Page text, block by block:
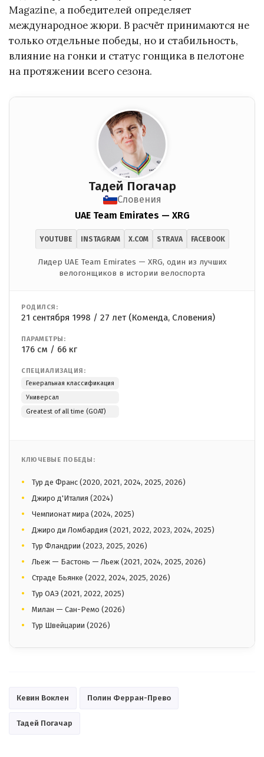
Magazine, а победителей определяет
международное жюри. В расчёт принимаются не
только отдельные победы, но и стабильность,
влияние на гонки и статус гонщика в пелотоне
на протяжении всего сезона.
Тадей Погачар
Словения
UAE Team Emirates — XRG
YOUTUBE INSTAGRAM X.COM STRAVA FACEBOOK
Лидер UAE Team Emirates — XRG, один из лучших
велогонщиков в истории велоспорта
РОДИЛСЯ:
21 сентября 1998 / 27 лет (Коменда, Словения)
ПАРАМЕТРЫ:
176 см / 66 кг
СПЕЦИАЛИЗАЦИЯ:
Генеральная классификация
Универсал
Greatest of all time (GOAT)
КЛЮЧЕВЫЕ ПОБЕДЫ:
Тур де Франс (2020, 2021, 2024, 2025, 2026)
Джиро д'Италия (2024)
Чемпионат мира (2024, 2025)
Джиро ди Ломбардия (2021, 2022, 2023, 2024, 2025)
Тур Фландрии (2023, 2025, 2026)
Льеж — Бастонь — Льеж (2021, 2024, 2025, 2026)
Страде Бьянке (2022, 2024, 2025, 2026)
Тур ОАЭ (2021, 2022, 2025)
Милан — Сан-Ремо (2026)
Тур Швейцарии (2026)
Кевин Воклен Полин Ферран-Прево
Тадей Погачар